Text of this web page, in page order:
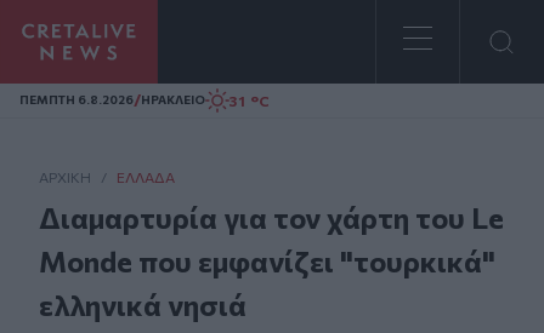
Homepage
ΠΕΜΠΤΗ 6.8.2026/ΗΡΑΚΛΕΙΟ 31 °C
ΑΡΧΙΚΗ / ΕΛΛΆΔΑ
Διαμαρτυρία για τον χάρτη του Le
Monde που εμφανίζει "τουρκικά"
ελληνικά νησιά